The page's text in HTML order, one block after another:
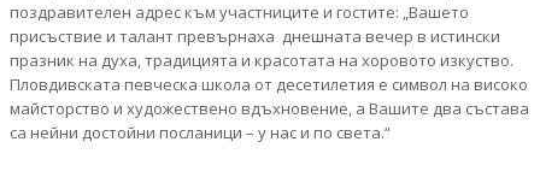
поздравителен адрес към участниците и гостите: „Вашето
присъствие и талант превърнаха днешната вечер в истински
празник на духа, традицията и красотата на хоровото изкуство.
Пловдивската певческа школа от десетилетия е символ на високо
майсторство и художествено вдъхновение, а Вашите два състава
са нейни достойни посланици – у нас и по света.“